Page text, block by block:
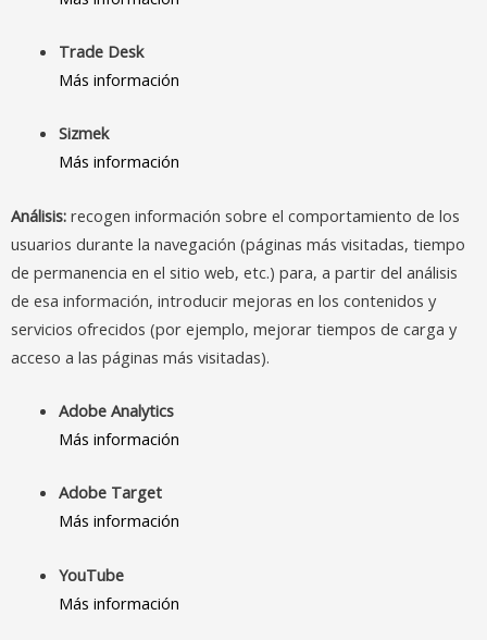
Trade Desk
Más información
Sizmek
Más información
Análisis: recogen información sobre el comportamiento de los
usuarios durante la navegación (páginas más visitadas, tiempo
de permanencia en el sitio web, etc.) para, a partir del análisis
de esa información, introducir mejoras en los contenidos y
servicios ofrecidos (por ejemplo, mejorar tiempos de carga y
acceso a las páginas más visitadas).
Adobe Analytics
Más información
Adobe Target
Más información
YouTube
Más información